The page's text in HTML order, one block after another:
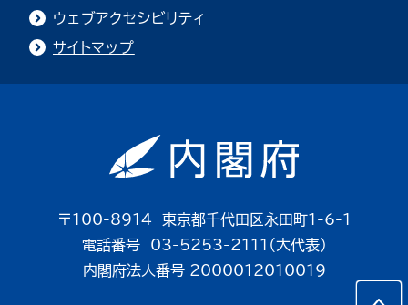
ウェブアクセシビリティ
サイトマップ
〒100-8914 東京都千代田区永田町1-6-1
電話番号 03-5253-2111（大代表）
内閣府法人番号 2000012010019